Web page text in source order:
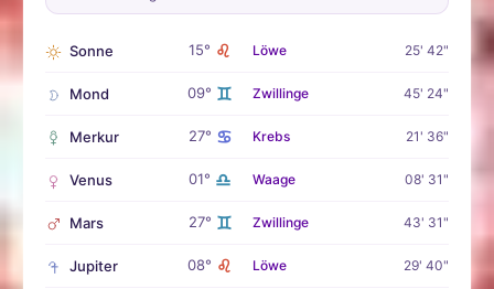
Sonne 15° ♌ Löwe 25' 42"
Mond 09° ♊ Zwillinge 45' 24"
Merkur 27° ♋ Krebs 21' 36"
Venus 01° ♎ Waage 08' 31"
Mars 27° ♊ Zwillinge 43' 31"
Jupiter 08° ♌ Löwe 29' 40"